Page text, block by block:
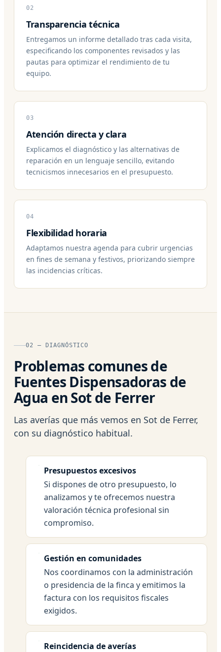
02
Transparencia técnica
Entregamos un informe detallado tras cada visita,
especificando los componentes revisados y las
pautas para optimizar el rendimiento de tu
equipo.
03
Atención directa y clara
Explicamos el diagnóstico y las alternativas de
reparación en un lenguaje sencillo, evitando
tecnicismos innecesarios en el presupuesto.
04
Flexibilidad horaria
Adaptamos nuestra agenda para cubrir urgencias
en fines de semana y festivos, priorizando siempre
las incidencias críticas.
02 — DIAGNÓSTICO
Problemas comunes de
Fuentes Dispensadoras de
Agua en Sot de Ferrer
Las averías que más vemos en Sot de Ferrer,
con su diagnóstico habitual.
Presupuestos excesivos
Si dispones de otro presupuesto, lo
analizamos y te ofrecemos nuestra
valoración técnica profesional sin
compromiso.
Gestión en comunidades
Nos coordinamos con la administración
o presidencia de la finca y emitimos la
factura con los requisitos fiscales
exigidos.
Reincidencia de averías